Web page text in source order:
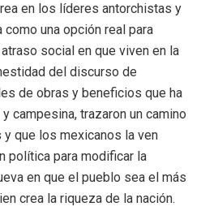
en los líderes antorchistas y
una opción real para
social en que viven en la
del discurso de
de obras y beneficios que ha
campesina, trazaron un camino
que los mexicanos la ven
política para modificar la
en que el pueblo sea el más
crea la riqueza de la nación.